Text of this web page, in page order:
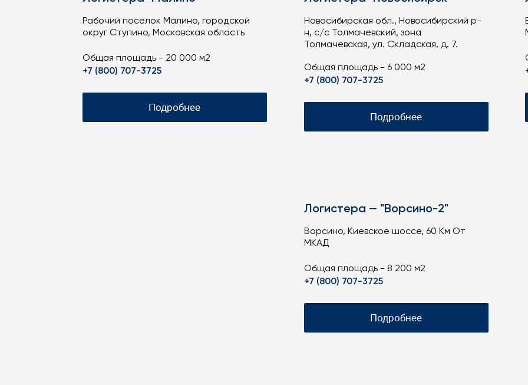
Рабочий посёлок Малино, городской
округ Ступино, Московская область
Общая площадь - 20 000 м2
+7 (800) 707-3725
Подробнее
Новосибирская обл., Новосибирский р-
н, с/с Толмачевский, зона
Толмачевская, ул. Складская, д. 7.
Общая площадь - 6 000 м2
+7 (800) 707-3725
Подробнее
Логистера — "Ворсино-2"
Ворсино, Киевское шоссе, 60 Км От
МКАД
Общая площадь - 8 200 м2
+7 (800) 707-3725
Подробнее